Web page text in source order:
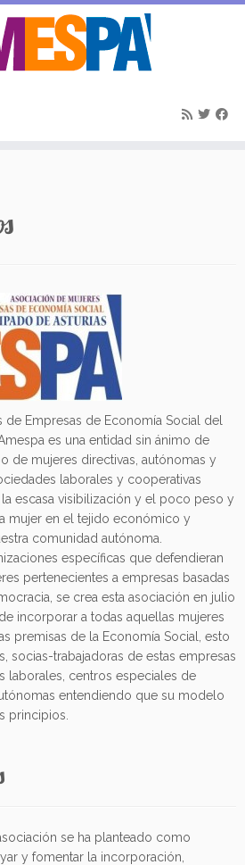
de Empresas de Economía Social del
es una entidad sin ánimo de
de mujeres directivas, autónomas y
laborales y cooperativas
la escasa visibilización y el poco peso y
mujer en el tejido económico y
comunidad autónoma.
específicas que defendieran
pertenecientes a empresas basadas
se crea esta asociación en julio
incorporar a todas aquellas mujeres
premisas de la Economía Social, esto
socias-trabajadoras de estas empresas
laborales, centros especiales de
entendiendo que su modelo
principios.
se ha planteado como
y fomentar la incorporación,